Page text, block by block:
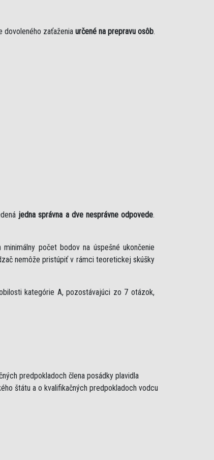
dovoleného zaťaženia určené na prepravu osôb.
jedna správna a dve nesprávne odpovede.
minimálny počet bodov na úspešné ukončenie
nemôže pristúpiť v rámci teoretickej skúšky
kategórie A, pozostávajúci zo 7 otázok,
predpokladoch člena posádky plavidla
štátu a o kvalifikačných predpokladoch vodcu